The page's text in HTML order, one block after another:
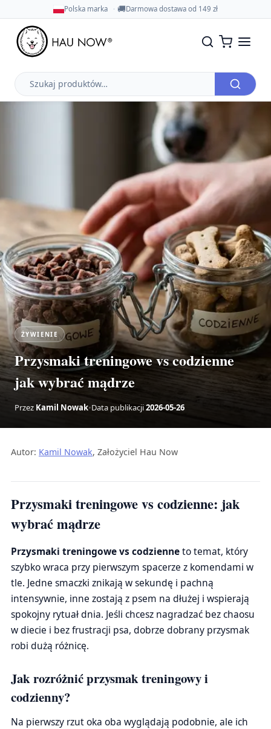
Polska marka 🚚Darmowa dostawa od 149 zł
Szukaj
produktów
ŻYWIENIE
Przysmaki treningowe vs codzienne
jak wybrać mądrze
Przez Kamil Nowak•Data publikacji2026-05-26
Autor: Kamil Nowak, Założyciel Hau Now
Przysmaki treningowe vs codzienne: jak
wybrać mądrze
Przysmaki treningowe vs codzienneto temat, który
szybko wraca przy pierwszym spacerze z komendami w
tle. Jedne smaczki znikają w sekundę i pachną
intensywnie, inne zostają z psem na dłużej i wspierają
spokojny rytuał dnia. Jeśli chcesz nagradzać bez chaosu
w diecie i bez frustracji psa, dobrze dobrany przysmak
robi dużą różnicę.
Jak rozróżnić przysmak treningowy i
codzienny?
Na pierwszy rzut oka oba wyglądają podobnie, ale ich